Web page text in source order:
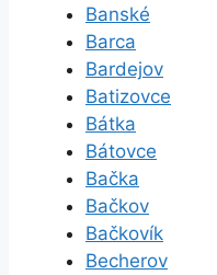
Banské
Barca
Bardejov
Batizovce
Bátka
Bátovce
Bačka
Bačkov
Bačkovík
Becherov